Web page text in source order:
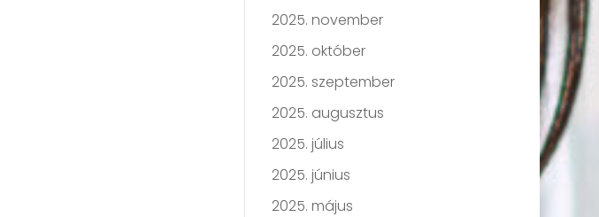
2025. november
2025. október
2025. szeptember
2025. augusztus
2025. július
2025. június
2025. május